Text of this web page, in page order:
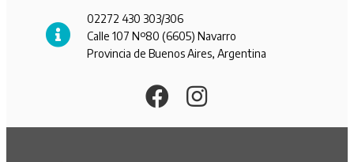
02272 430 303/306
Calle 107 Nº80 (6605) Navarro
Provincia de Buenos Aires, Argentina